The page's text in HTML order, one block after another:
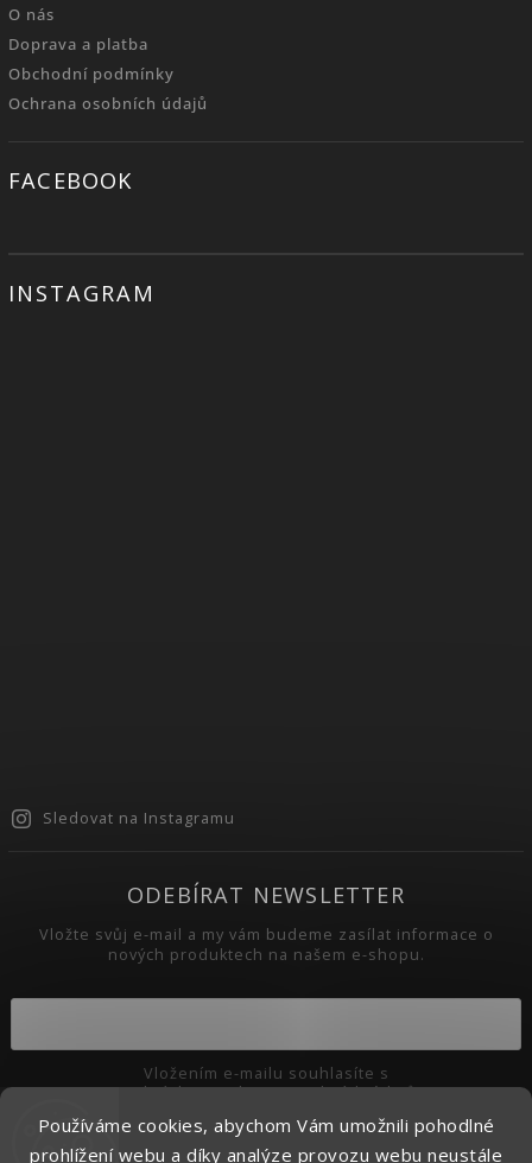
Používáme cookies, abychom Vám umožnili pohodlné
prohlížení webu a díky analýze provozu webu neustále
O nás
Doprava a platba
Obchodní podmínky
Ochrana osobních údajů
FACEBOOK
INSTAGRAM
Sledovat na Instagramu
ODEBÍRAT NEWSLETTER
Vložte svůj e-mail a my vám budeme zasílat informace o
nových produktech na našem e-shopu.
podmínkami ochrany osobních údajů
Přihlásit se